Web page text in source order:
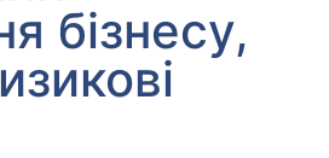
бізнесу,